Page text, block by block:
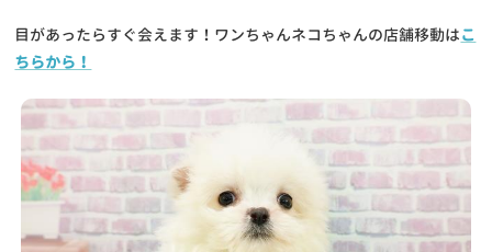
目があったらすぐ会えます！ワンちゃんネコちゃんの店舗移動はこ
ちらから！